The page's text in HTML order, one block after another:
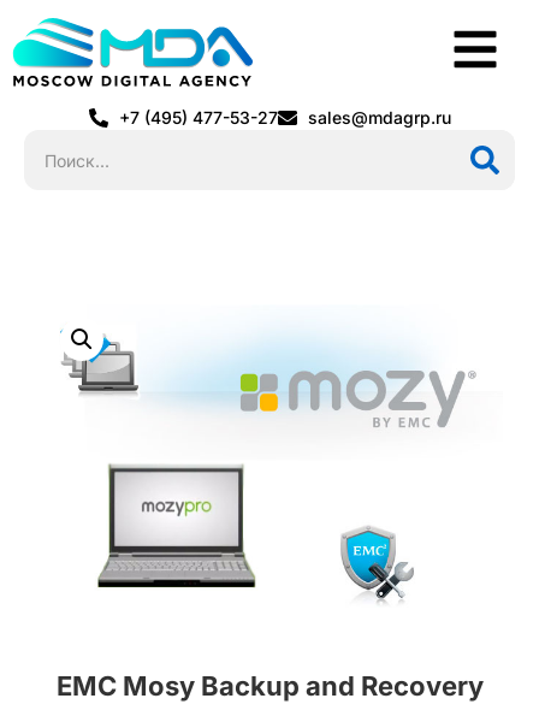
+7 (495) 477-53-27 sales@mdagrp.ru
EMC Mosy Backup and Recovery